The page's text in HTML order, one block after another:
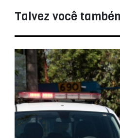
Talvez você